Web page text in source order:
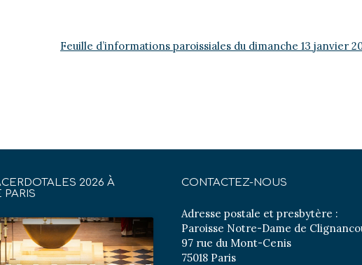
Feuille d’informations paroissiales du dimanche 13 janvier
2026 À
CONTACTEZ-NOUS
Adresse postale et presbytère :
Paroisse Notre-Dame de
97 rue du Mont-Cenis
75018 Paris